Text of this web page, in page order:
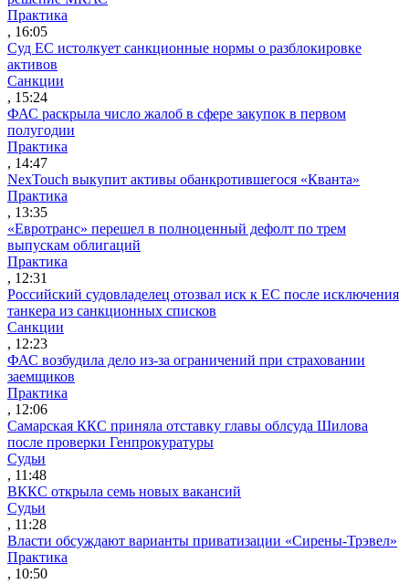
Практика
, 16:05
Суд ЕС истолкует санкционные нормы о разблокировке
активов
Санкции
, 15:24
ФАС раскрыла число жалоб в сфере закупок в первом
полугодии
Практика
, 14:47
NexTouch выкупит активы обанкротившегося «Кванта»
Практика
, 13:35
«Евротранс» перешел в полноценный дефолт по трем
выпускам облигаций
Практика
, 12:31
Российский судовладелец отозвал иск к ЕС после исключения
танкера из санкционных списков
Санкции
, 12:23
ФАС возбудила дело из-за ограничений при страховании
заемщиков
Практика
, 12:06
Самарская ККС приняла отставку главы облсуда Шилова
после проверки Генпрокуратуры
Судьи
, 11:48
ВККС открыла семь новых вакансий
Судьи
, 11:28
Власти обсуждают варианты приватизации «Сирены-Трэвел»
Практика
, 10:50